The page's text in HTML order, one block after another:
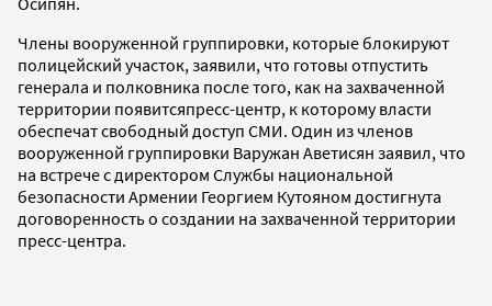
Члены вооруженной группировки, которые блокируют
полицейский участок, заявили, что готовы отпустить
генерала и полковника после того, как на захваченной
территории появитсяпресс-центр, к которому власти
обеспечат свободный доступ СМИ. Один из членов
вооруженной группировки Варужан Аветисян заявил, что
на встрече с директором Службы национальной
безопасности Армении Георгием Кутояном достигнута
договоренность о создании на захваченной территории
пресс-центра.